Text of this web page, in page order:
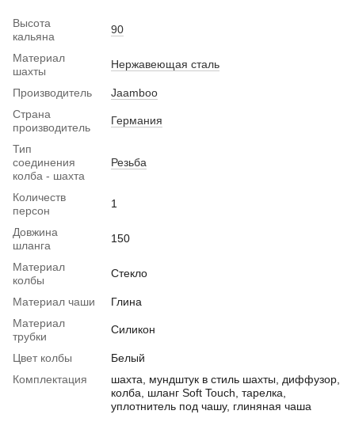
Высота
кальяна
90
Материал
шахты
Нержавеющая сталь
Производитель
Jaamboo
Страна
производитель
Германия
Тип
соединения
колба - шахта
Резьба
Количеств
персон
1
Довжина
шланга
150
Материал
колбы
Стекло
Материал чаши
Глина
Материал
трубки
Силикон
Цвет колбы
Белый
Комплектация
шахта, мундштук в стиль шахты, диффузор,
колба, шланг Soft Touch, тарелка,
уплотнитель под чашу, глиняная чаша